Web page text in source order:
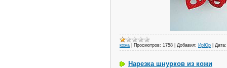
кожа Просмотров: 1758 Добавил: ИрЮр Дата:
Нарезка шнурков из кожи